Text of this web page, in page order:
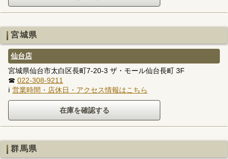
宮城県
仙台店
宮城県仙台市太白区長町7-20-3 ザ・モール仙台長町 3F
☎ 022-308-9211
ℹ 営業時間・店休日・アクセス情報はこちら
群馬県